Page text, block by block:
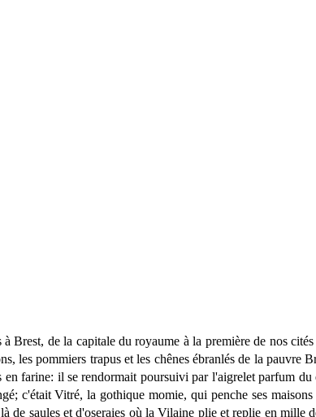
Brest, de la capitale du royaume à la première de nos
les pommiers trapus et les chênes ébranlés de la pauvre
en farine: il se rendormait poursuivi par l'aigrelet parfum
c'était Vitré, la gothique momie, qui penche ses
de saules et d'oseraies où la Vilaine plie et replie en